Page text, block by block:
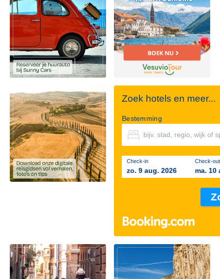
Zoek hotels en meer...
Bestemming
Check-in
zo. 9 aug. 2026
Check-out
ma. 10